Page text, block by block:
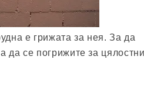
е грижата за нея. За да
да се погрижите за цялостни